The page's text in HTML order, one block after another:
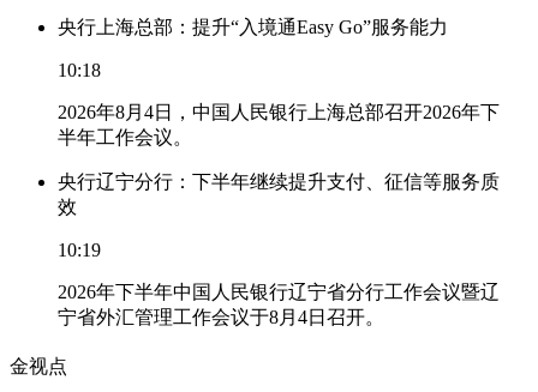
央行上海总部：提升“入境通Easy Go”服务能力
10:18
2026年8月4日，中国人民银行上海总部召开2026年下
半年工作会议。
央行辽宁分行：下半年继续提升支付、征信等服务质
效
10:19
2026年下半年中国人民银行辽宁省分行工作会议暨辽
宁省外汇管理工作会议于8月4日召开。
金视点